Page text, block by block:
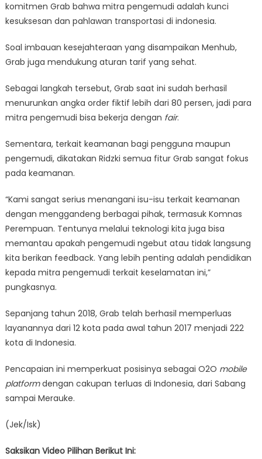
komitmen Grab bahwa mitra pengemudi adalah kunci
kesuksesan dan pahlawan transportasi di indonesia.
Soal imbauan kesejahteraan yang disampaikan Menhub,
Grab juga mendukung aturan tarif yang sehat.
Sebagai langkah tersebut, Grab saat ini sudah berhasil
menurunkan angka order fiktif lebih dari 80 persen, jadi para
mitra pengemudi bisa bekerja dengan fair.
Sementara, terkait keamanan bagi pengguna maupun
pengemudi, dikatakan Ridzki semua fitur Grab sangat fokus
pada keamanan.
“Kami sangat serius menangani isu-isu terkait keamanan
dengan menggandeng berbagai pihak, termasuk Komnas
Perempuan. Tentunya melalui teknologi kita juga bisa
memantau apakah pengemudi ngebut atau tidak langsung
kita berikan feedback. Yang lebih penting adalah pendidikan
kepada mitra pengemudi terkait keselamatan ini,”
pungkasnya.
Sepanjang tahun 2018, Grab telah berhasil memperluas
layanannya dari 12 kota pada awal tahun 2017 menjadi 222
kota di Indonesia.
Pencapaian ini memperkuat posisinya sebagai O2O mobile
platformdengan cakupan terluas di Indonesia, dari Sabang
sampai Merauke.
(Jek/Isk)
Saksikan Video Pilihan Berikut Ini: